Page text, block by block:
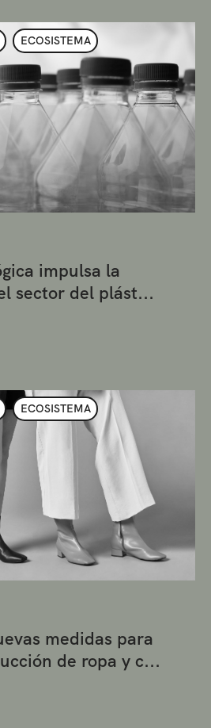
ECOSISTEMA
impulsa la
sector del plást...
ECOSISTEMA
medidas para
de ropa y c...